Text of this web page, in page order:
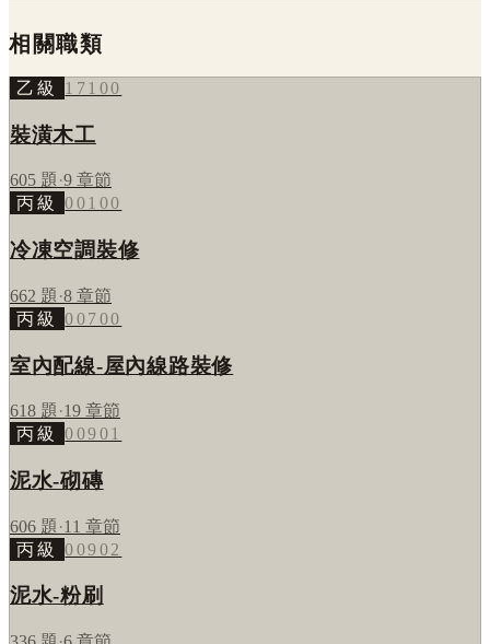
相關職類
乙級 17100
裝潢木工
605 題 ·9 章節
丙級
00100
冷凍空調裝修
662 題 ·8 章節
丙級
00700
室內配線-屋內線路裝修
618 題 ·19 章節
丙級
00901
泥水-砌磚
606 題 ·11 章節
丙級
00902
泥水-粉刷